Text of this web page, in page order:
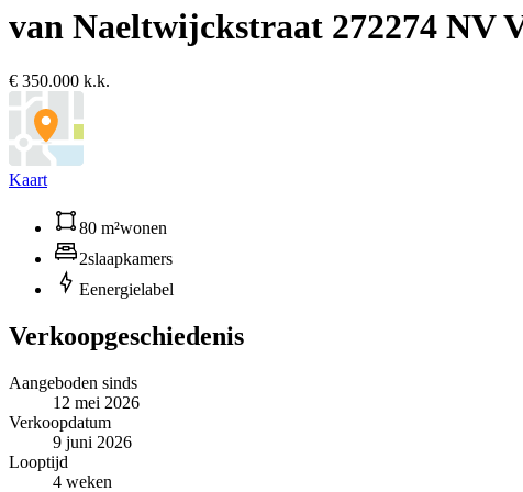
van Naeltwijckstraat 272274 NV
€ 350.000 k.k.
Kaart
80 m²wonen
2slaapkamers
Eenergielabel
Verkoopgeschiedenis
Aangeboden sinds
12 mei 2026
Verkoopdatum
9 juni 2026
Looptijd
4 weken